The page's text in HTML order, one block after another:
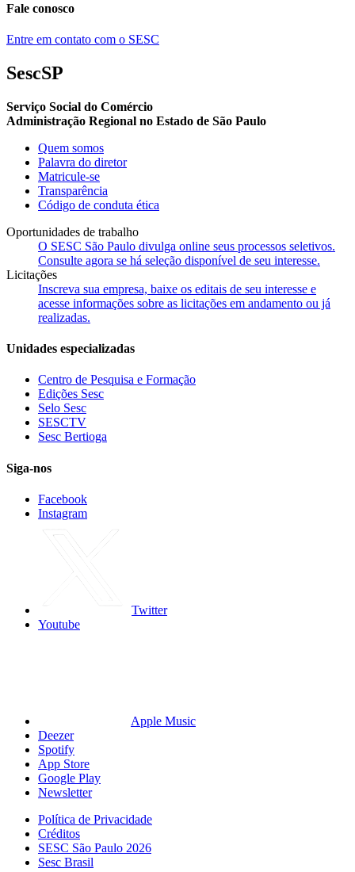
Fale conosco
Entre em contato com o SESC
SescSP
Serviço Social do Comércio
Administração Regional no Estado de São Paulo
Quem somos
Palavra do diretor
Matricule-se
Transparência
Código de conduta ética
Oportunidades de trabalho
O SESC São Paulo divulga online seus processos seletivos.
Consulte agora se há seleção disponível de seu interesse.
Licitações
Inscreva sua empresa, baixe os editais de seu interesse e
acesse informações sobre as licitações em andamento ou já
realizadas.
Unidades especializadas
Centro de Pesquisa e Formação
Edições Sesc
Selo Sesc
SESCTV
Sesc Bertioga
Siga-nos
Facebook
Instagram
Twitter
Youtube
Apple Music
Deezer
Spotify
App Store
Google Play
Newsletter
Política de Privacidade
Créditos
SESC São Paulo 2026
Sesc Brasil